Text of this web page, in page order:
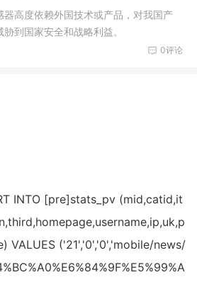
器高度依赖外国技术或产品，对我国产
到国家安全和战略利益。
0评论
INTO [pre]stats_pv (mid,catid,it
VALUES ('21','0','0','mobile/news/